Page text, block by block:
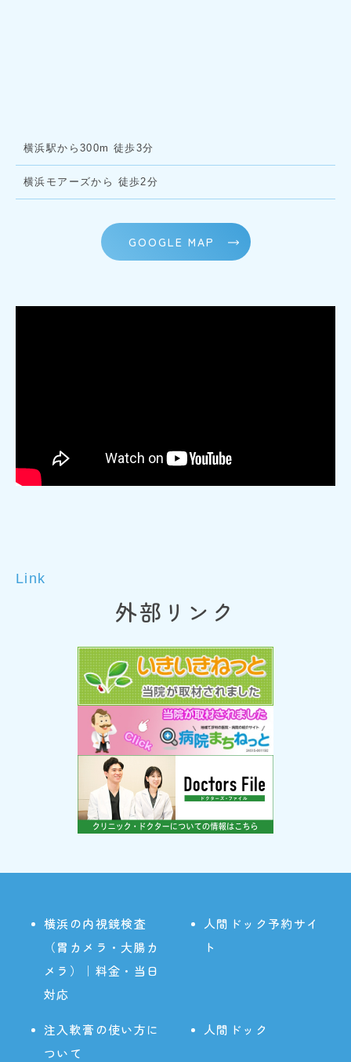
横浜駅から300m 徒歩3分
横浜モアーズから 徒歩2分
GOOGLE MAP
Link
外部リンク
横浜の内視鏡検査
（胃カメラ・大腸カ
メラ）｜料金・当日
対応
人間ドック予約サイ
ト
注入軟膏の使い方に
ついて
人間ドック